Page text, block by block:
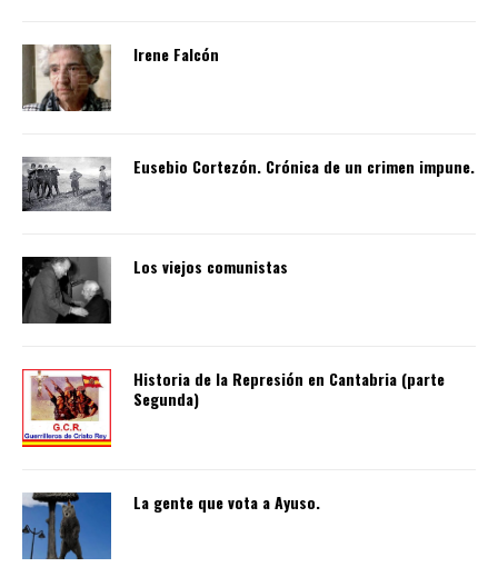
Irene Falcón
Eusebio Cortezón. Crónica de un crimen impune.
Los viejos comunistas
Historia de la Represión en Cantabria (parte
Segunda)
La gente que vota a Ayuso.